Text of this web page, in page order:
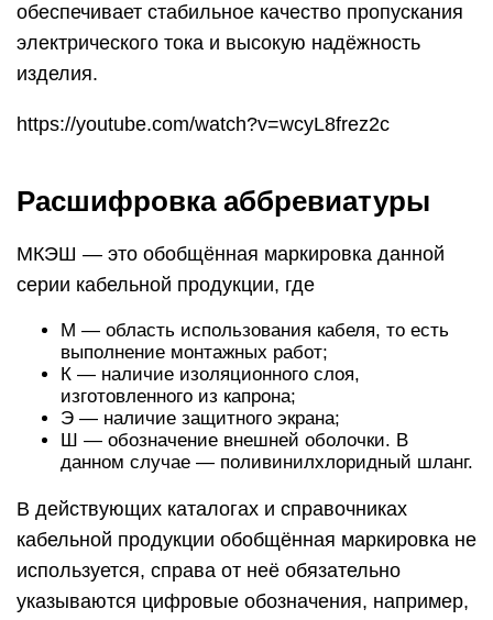
обеспечивает стабильное качество пропускания
электрического тока и высокую надёжность
изделия.
https://youtube.com/watch?v=wcyL8frez2c
Расшифровка аббревиатуры
МКЭШ — это обобщённая маркировка данной
серии кабельной продукции, где
М — область использования кабеля, то есть
выполнение монтажных работ;
К — наличие изоляционного слоя,
изготовленного из капрона;
Э — наличие защитного экрана;
Ш — обозначение внешней оболочки. В
данном случае — поливинилхлоридный шланг.
В действующих каталогах и справочниках
кабельной продукции обобщённая маркировка не
используется, справа от неё обязательно
указываются цифровые обозначения, например,